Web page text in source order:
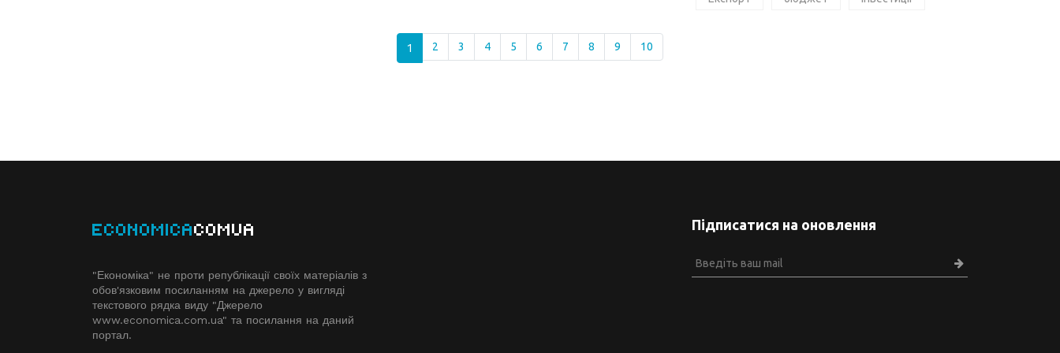
1 2 3 4 5 6 7 8 9 10
ECONOMICACOMUA
"Економіка" не проти републікації своїх матеріалів з
обов'язковим посиланням на джерело у вигляді
текстового рядка виду "Джерело
www.economiсa.com.ua" та посилання на даний
портал.
Підписатися на оновлення